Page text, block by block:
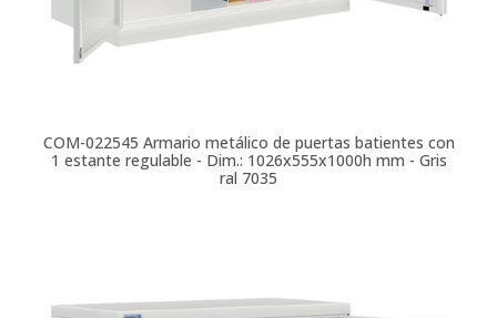
COM-022545 Armario metálico de puertas batientes con
1 estante regulable - Dim.: 1026x555x1000h mm - Gris
ral 7035